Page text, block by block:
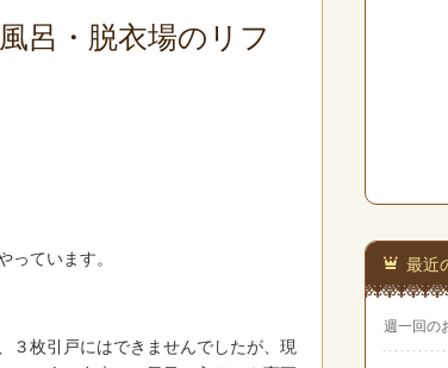
呂・脱衣場のリフ
ています。
３枚引戸にはできませんでしたが、現
最近
週一回の